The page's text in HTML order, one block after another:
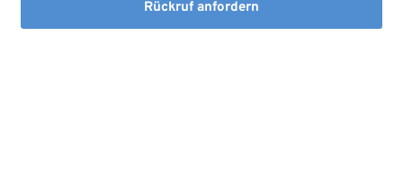
Rückruf anfordern